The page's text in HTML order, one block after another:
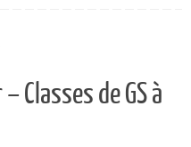
Classes de GS à